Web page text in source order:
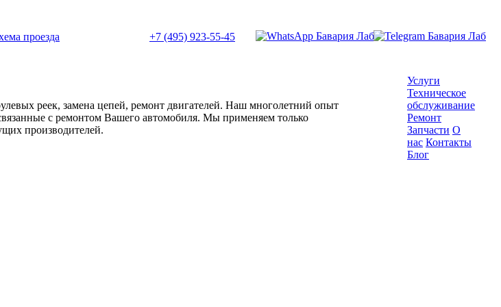
проезда +7 (495) 923-55-45
реек, замена цепей, ремонт двигателей. Наш многолетний опыт
с ремонтом Вашего автомобиля. Мы применяем только
производителей.
Услуги
Техническое
обслуживание
Ремонт
Запчасти О
нас Контакты
Блог